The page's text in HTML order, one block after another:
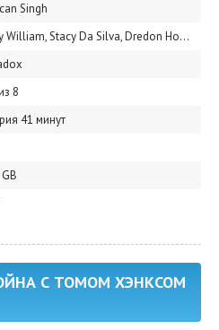
Singh
William, Stacy Da Silva, Dredon House
8
41 минут
С ТОМОМ ХЭНКСОМ